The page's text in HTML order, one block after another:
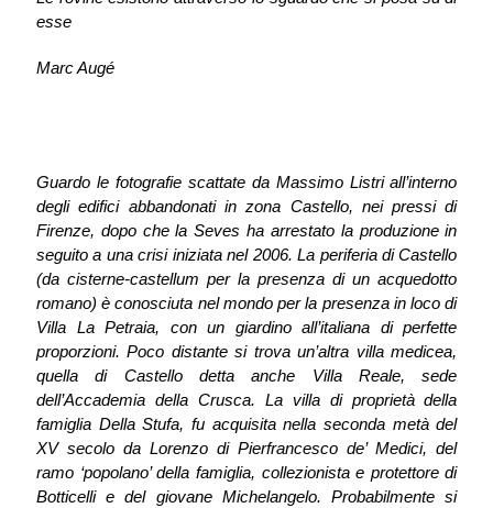
esse
Marc Augé
Guardo le fotografie scattate da Massimo Listri all’interno
degli edifici abbandonati in zona Castello, nei pressi di
Firenze, dopo che la Seves ha arrestato la produzione in
seguito a una crisi iniziata nel 2006. La periferia di Castello
(da cisterne-castellum per la presenza di un acquedotto
romano) è conosciuta nel mondo per la presenza in loco di
Villa La Petraia, con un giardino all’italiana di perfette
proporzioni. Poco distante si trova un’altra villa medicea,
quella di Castello detta anche Villa Reale, sede
dell’Accademia della Crusca. La villa di proprietà della
famiglia Della Stufa, fu acquisita nella seconda metà del
XV secolo da Lorenzo di Pierfrancesco de’ Medici, del
ramo ‘popolano’ della famiglia, collezionista e protettore di
Botticelli e del giovane Michelangelo. Probabilmente si